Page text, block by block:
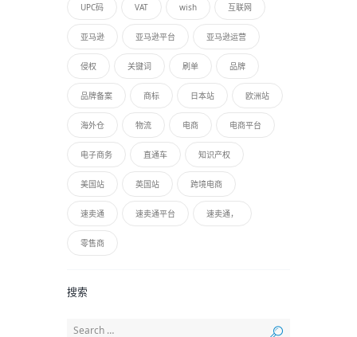
UPC码 VAT wish 互联网
亚马逊 亚马逊平台 亚马逊运营
侵权 关键词 刷单 品牌
品牌备案 商标 日本站 欧洲站
海外仓 物流 电商 电商平台
电子商务 直通车 知识产权
美国站 英国站 跨境电商
速卖通 速卖通平台 速卖通，
零售商
搜索